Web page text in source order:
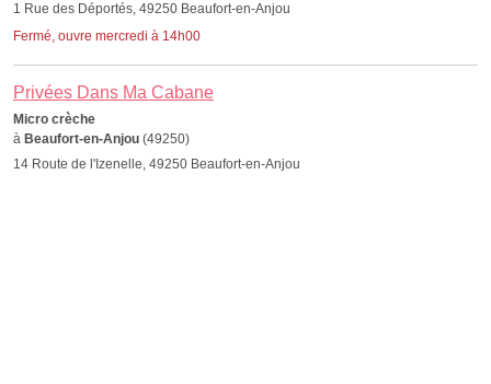
1 Rue des Déportés, 49250 Beaufort-en-Anjou
Fermé, ouvre mercredi à 14h00
Privées Dans Ma Cabane
Micro crèche
à Beaufort-en-Anjou (49250)
14 Route de l'Izenelle, 49250 Beaufort-en-Anjou